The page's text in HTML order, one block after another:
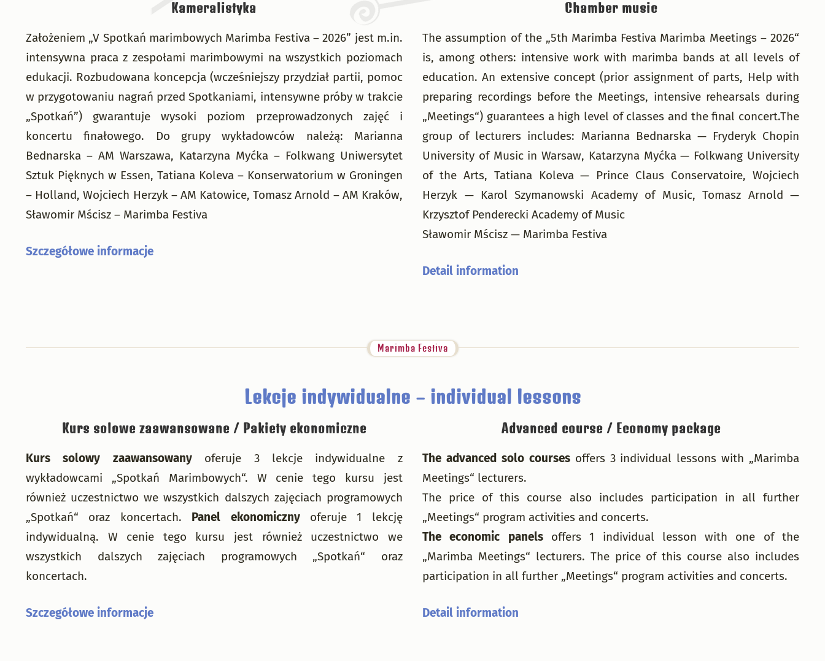
Kameralistyka
Założeniem „V Spotkań marimbowych Marimba Festiva – 2026” jest m.in.
intensywna praca z zespołami marimbowymi na wszystkich poziomach
edukacji. Rozbudowana koncepcja (wcześniejszy przydział partii, pomoc
w przygotowaniu nagrań przed Spotkaniami, intensywne próby w trakcie
„Spotkań”) gwarantuje wysoki poziom przeprowadzonych zajęć i
koncertu finałowego. Do grupy wykładowców należą: Marianna
Bednarska – AM Warszawa, Katarzyna Myćka – Folkwang Uniwersytet
Sztuk Pięknych w Essen, Tatiana Koleva – Konserwatorium w Groningen
– Holland, Wojciech Herzyk – AM Katowice, Tomasz Arnold – AM Kraków,
Sławomir Mścisz – Marimba Festiva
Szczegółowe informacje
Chamber music
The assumption of the „5th Marimba Festiva Marimba Meetings – 2026“
is, among others: intensive work with marimba bands at all levels of
education. An extensive concept (prior assignment of parts, Help with
preparing recordings before the Meetings, intensive rehearsals during
„Meetings“) guarantees a high level of classes and the final concert.The
group of lecturers includes: Marianna Bednarska — Fryderyk Chopin
University of Music in Warsaw, Katarzyna Myćka — Folkwang University
of the Arts, Tatiana Koleva — Prince Claus Conservatoire, Wojciech
Herzyk — Karol Szymanowski Academy of Music, Tomasz Arnold —
Krzysztof Penderecki Academy of Music
Sławomir Mścisz — Marimba Festiva
Detail information
Marimba Festiva
Lekcje indywidualne – individual lessons
Kurs solowe zaawansowane / Pakiety ekonomiczne
Kurs solowy zaawansowanyoferuje 3 lekcje indywidualne z
wykładowcami „Spotkań Marimbowych“. W cenie tego kursu jest
również uczestnictwo we wszystkich dalszych zajęciach programowych
„Spotkań“ oraz koncertach. Panel ekonomicznyoferuje 1 lekcję
indywidualną. W cenie tego kursu jest również uczestnictwo we
wszystkich dalszych zajęciach programowych „Spotkań“ oraz
koncertach.
Szczegółowe informacje
Advanced course / Economy package
The advanced solo coursesoffers 3 individual lessons with „Marimba
Meetings“ lecturers.
The price of this course also includes participation in all further
„Meetings“ program activities and concerts.
The economic panelsoffers 1 individual lesson with one of the
„Marimba Meetings“ lecturers. The price of this course also includes
participation in all further „Meetings“ program activities and concerts.
Detail information